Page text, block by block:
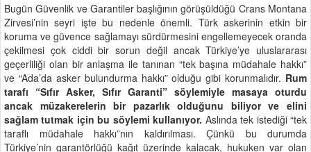
Bugün Güvenlik ve Garantiler başlığının görüşüldüğü Crans Montana
Zirvesi’nin seyri işte bu nedenle önemli. Türk askerinin etkin bir
koruma ve güvence sağlamayı sürdürmesini engellemeyecek oranda
çekilmesi çok ciddi bir sorun değil ancak Türkiye’ye uluslararası
geçerliliği olan bir anlaşma ile tanınan “tek başına müdahale hakkı”
ve “Ada’da asker bulundurma hakkı” olduğu gibi korunmalıdır. Rum
tarafı “Sıfır Asker, Sıfır Garanti” söylemiyle masaya oturdu
ancak müzakerelerin bir pazarlık olduğunu biliyor ve elini
sağlam tutmak için bu söylemi kullanıyor. Aslında tek istediği “tek
taraflı müdahale hakkı”nın kaldırılması. Çünkü bu durumda
Türkiye’nin garantörlüğü kağıt üzerinde kalacak, hukuken var olan